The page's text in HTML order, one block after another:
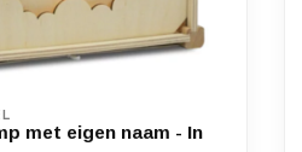
met eigen naam - In